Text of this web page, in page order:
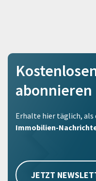
abonnieren
Erhalte hier täglich, als
Immobilien-
JETZT